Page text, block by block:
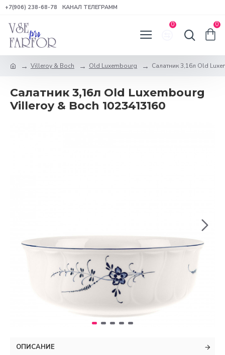
+7(906) 238-68-78 КАНАЛ ТЕЛЕГРАММ
0 0
Villeroy & Boch Old Luxembourg Салатник 3,16л Old
Салатник 3,16л Old Luxembourg
Villeroy & Boch 1023413160
ОПИСАНИЕ